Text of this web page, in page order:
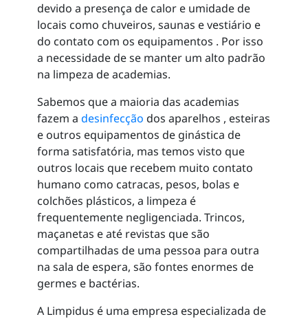
devido a presença de calor e umidade de
locais como chuveiros, saunas e vestiário e
do contato com os equipamentos . Por isso
a necessidade de se manter um alto padrão
na limpeza de academias.
Sabemos que a maioria das academias
fazem a desinfecção dos aparelhos , esteiras
e outros equipamentos de ginástica de
forma satisfatória, mas temos visto que
outros locais que recebem muito contato
humano como catracas, pesos, bolas e
colchões plásticos, a limpeza é
frequentemente negligenciada. Trincos,
maçanetas e até revistas que são
compartilhadas de uma pessoa para outra
na sala de espera, são fontes enormes de
germes e bactérias.
A Limpidus é uma empresa especializada de